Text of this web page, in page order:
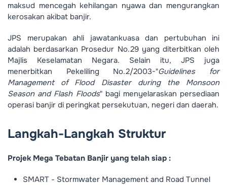
maksud mencegah kehilangan nyawa dan mengurangkan
kerosakan akibat banjir.
JPS merupakan ahli jawatankuasa dan pertubuhan ini
adalah berdasarkan Prosedur No.29 yang diterbitkan oleh
Majlis Keselamatan Negara. Selain itu, JPS juga
menerbitkan Pekeliling No.2/2003-"Guidelines for
Management of Flood Disaster during the Monsoon
Season and Flash Floods" bagi menyelaraskan persediaan
operasi banjir di peringkat persekutuan, negeri dan daerah.
Langkah-Langkah Struktur
Projek Mega Tebatan Banjir yang telah siap :
SMART - Stormwater Management and Road Tunnel